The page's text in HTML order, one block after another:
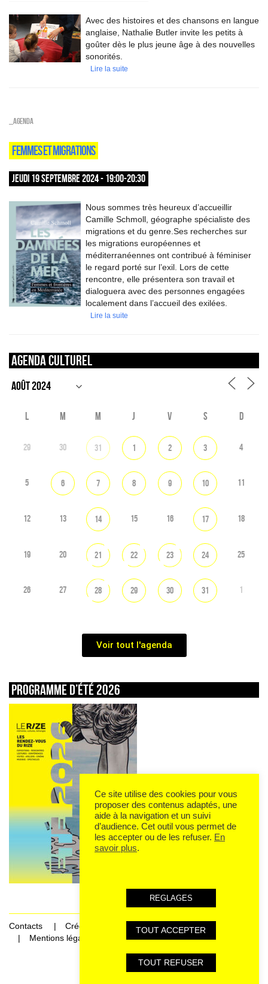
Avec des histoires et des chansons en langue
anglaise, Nathalie Butler invite les petits à
goûter dès le plus jeune âge à des nouvelles
sonorités.
Lire la suite
_Agenda
FEMMES ET MIGRATIONS
JEUDI 19 SEPTEMBRE 2024 - 19:00-20:30
Nous sommes très heureux d’accueillir
Camille Schmoll, géographe spécialiste des
migrations et du genre.Ses recherches sur
les migrations européennes et
méditerranéennes ont contribué à féminiser
le regard porté sur l’exil. Lors de cette
rencontre, elle présentera son travail et
dialoguera avec des personnes engagées
localement dans l’accueil des exilées.
Lire la suite
Agenda culturel
L M M J V S D
29 30 31 1 2 3 4
5 6 7 8 9 10 11
12 13 14 15 16 17 18
19 20 21 22 23 24 25
26 27 28 29 30 31 1
Voir tout l'agenda
Programme d’été 2026
Contacts
Crédits
Mentions légales et données personnelles
Ce site utilise des cookies pour vous
proposer des contenus adaptés, une
aide à la navigation et un suivi
d’audience. Cet outil vous permet de
les accepter ou de les refuser. En
savoir plus.
REGLAGES
TOUT ACCEPTER
TOUT REFUSER